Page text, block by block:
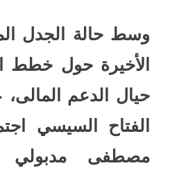
وسط حالة الجدل
الأخيرة حول خطط
حيال الدعم
الفتاح السيسي
مصطفى